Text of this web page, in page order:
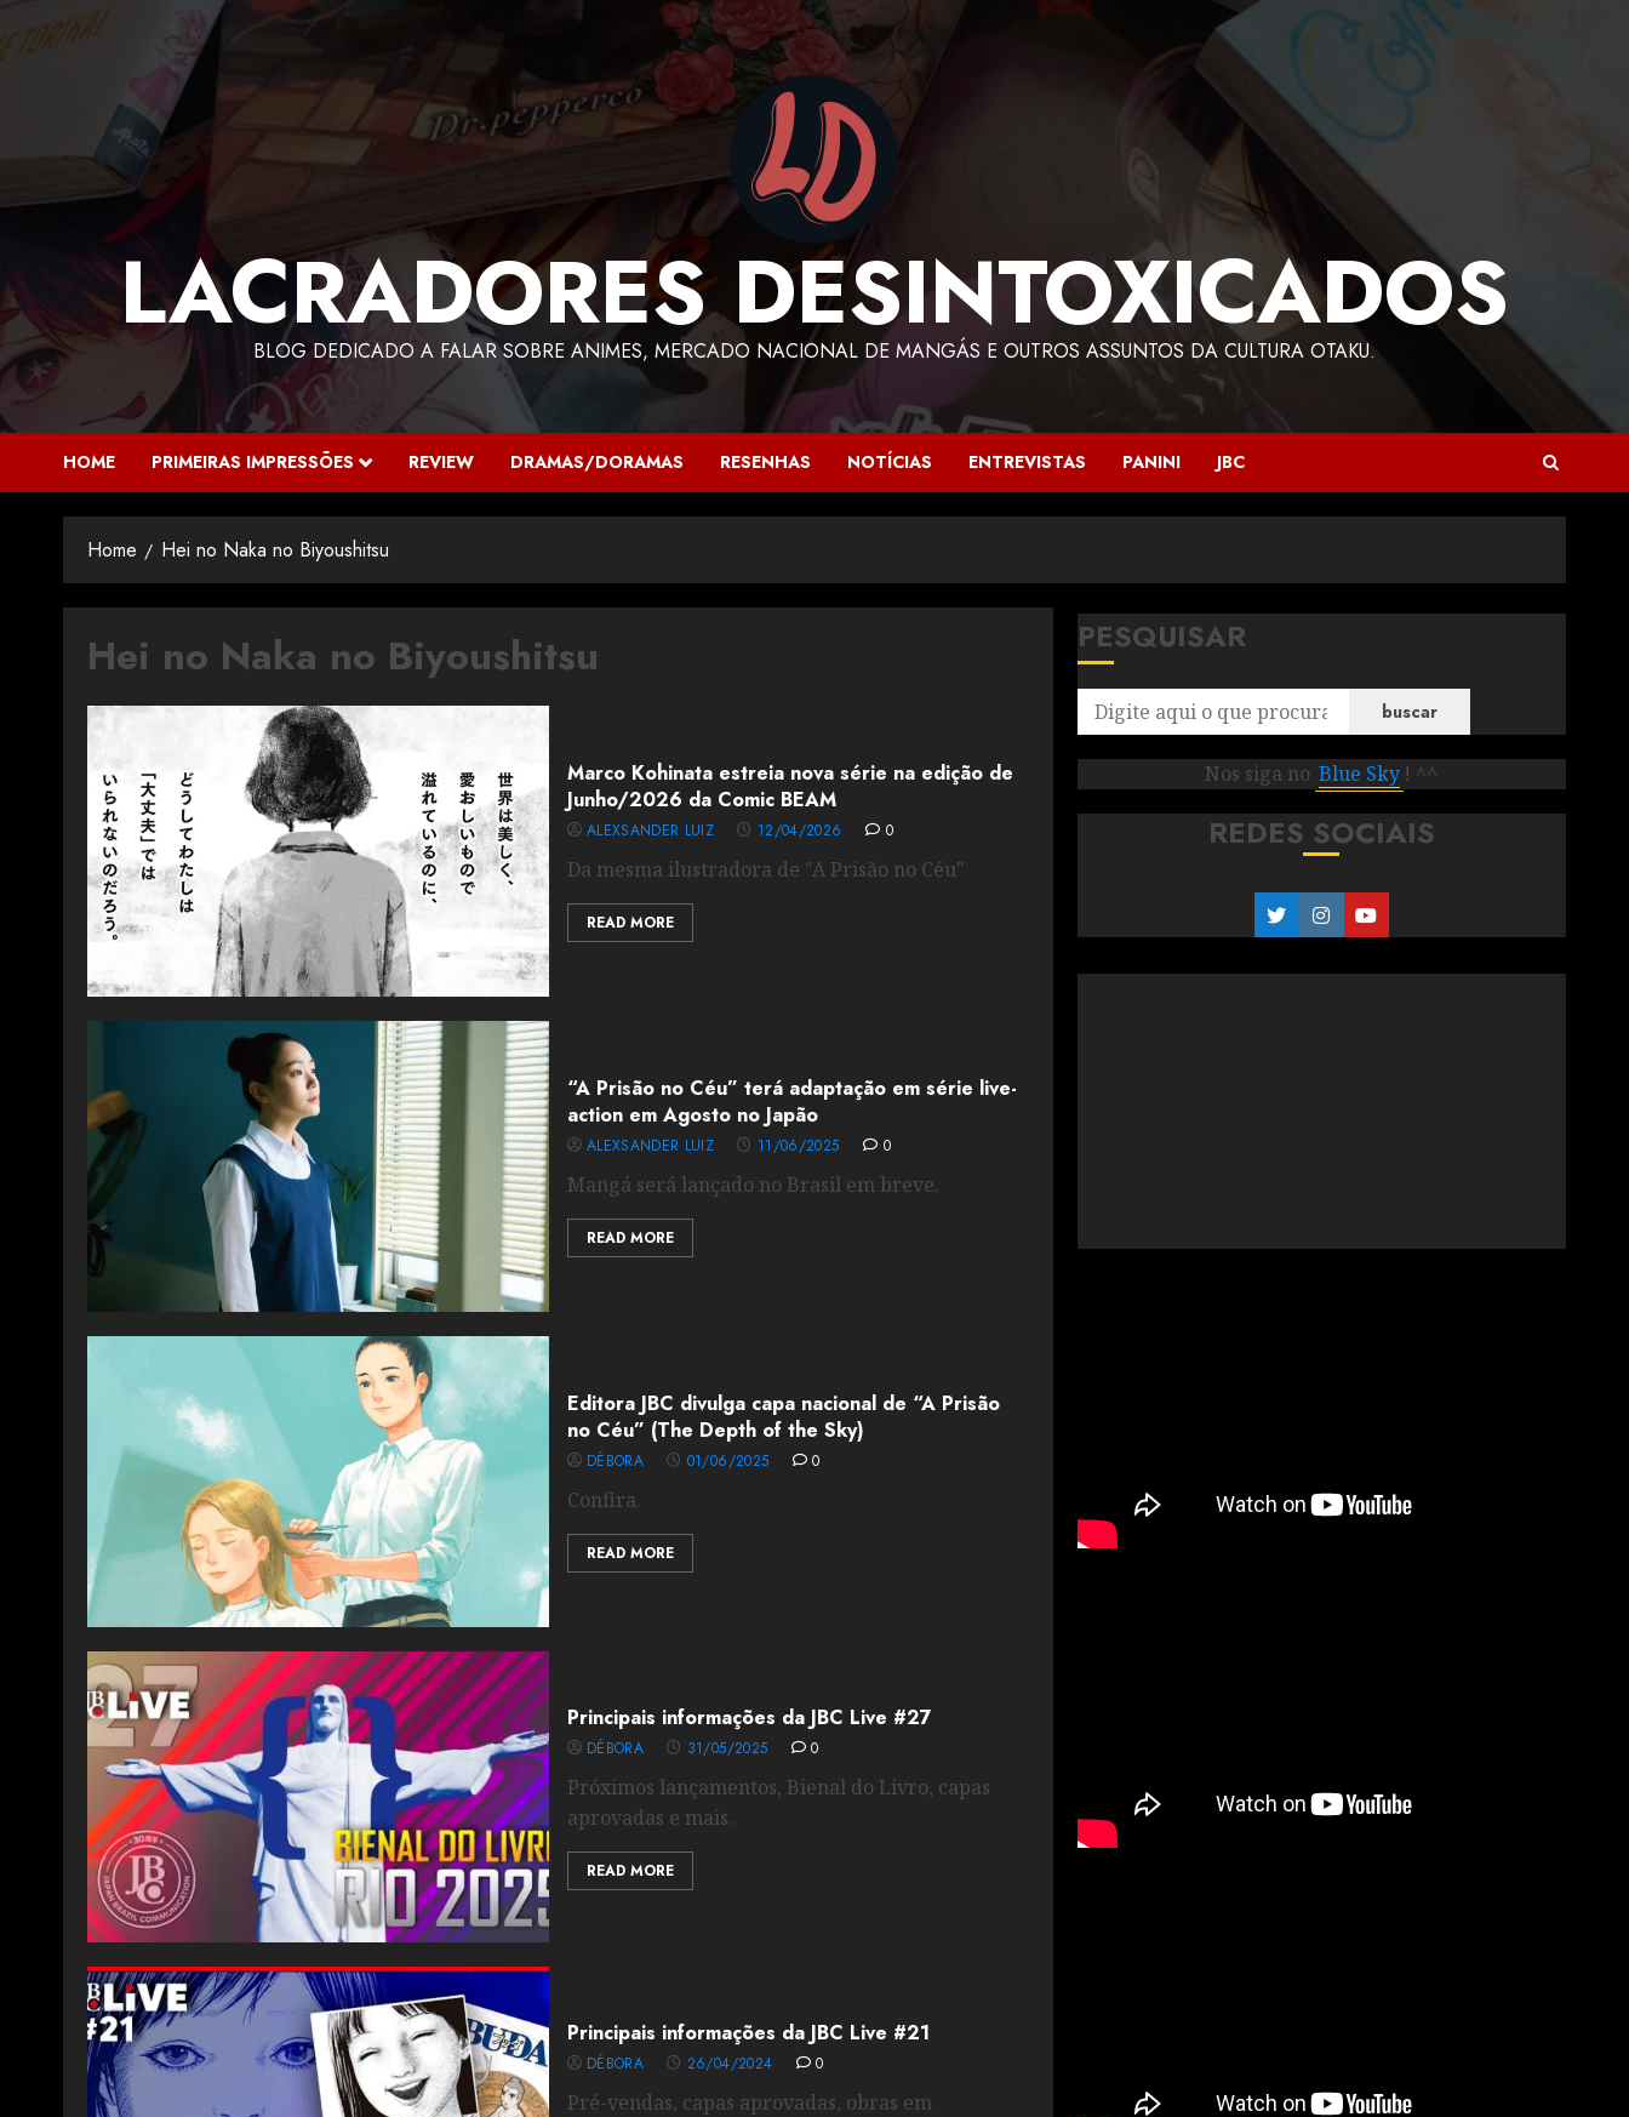
LACRADORES DESINTOXICADOS
BLOG DEDICADO A FALAR SOBRE ANIMES, MERCADO NACIONAL DE MANGÁS E OUTROS ASSUNTOS DA CULTURA OTAKU.
HOME PRIMEIRAS IMPRESSÕES REVIEW DRAMAS/DORAMAS RESENHAS NOTÍCIAS ENTREVISTAS PANINI JBC
Home Hei no Naka no Biyoushitsu
Hei no Naka no Biyoushitsu
Marco Kohinata estreia nova série na edição de
Junho/2026 da Comic BEAM
ALEXSANDER LUIZ 12/04/2026 0
Da mesma ilustradora de "A Prisão no Céu"
READ MORE
“A Prisão no Céu” terá adaptação em série live-
action em Agosto no Japão
ALEXSANDER LUIZ 11/06/2025 0
Mangá será lançado no Brasil em breve.
READ MORE
Editora JBC divulga capa nacional de “A Prisão
no Céu” (The Depth of the Sky)
DÉBORA 01/06/2025 0
Confira.
READ MORE
Principais informações da JBC Live #27
DÉBORA 31/05/2025 0
Próximos lançamentos, Bienal do Livro, capas
aprovadas e mais.
READ MORE
Principais informações da JBC Live #21
DÉBORA 26/04/2024 0
Pré-vendas, capas aprovadas, obras em
PESQUISAR
buscar
Nos siga no Blue Sky ! ^^
REDES SOCIAIS